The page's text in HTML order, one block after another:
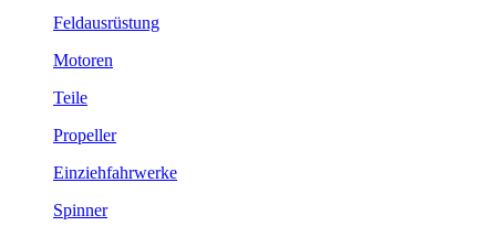
Feldausrüstung
Motoren
Teile
Propeller
Einziehfahrwerke
Spinner